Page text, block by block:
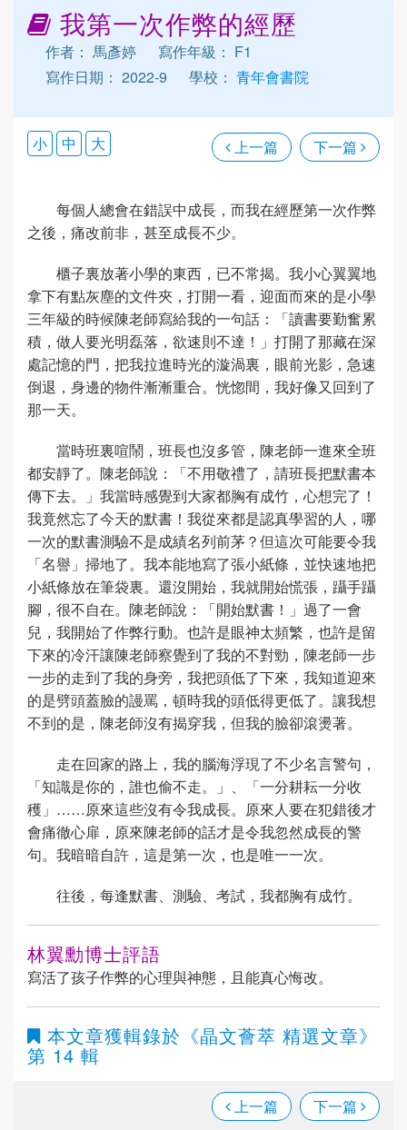
我第一次作弊的經歷
作者： 馬彥婷
寫作年級： F1
寫作日期： 2022-9
學校： 青年會書院
上一篇 下一篇
小 中 大
每個人總會在錯誤中成長，而我在經歷第一次作弊
之後，痛改前非，甚至成長不少。
櫃子裏放著小學的東西，已不常揭。我小心翼翼地
拿下有點灰塵的文件夾，打開一看，迎面而來的是小學
三年級的時候陳老師寫給我的一句話：「讀書要勤奮累
積，做人要光明磊落，欲速則不達！」打開了那藏在深
處記憶的門，把我拉進時光的漩渦裏，眼前光影，急速
倒退，身邊的物件漸漸重合。恍惚間，我好像又回到了
那一天。
當時班裏喧鬧，班長也沒多管，陳老師一進來全班
都安靜了。陳老師說：「不用敬禮了，請班長把默書本
傳下去。」我當時感覺到大家都胸有成竹，心想完了！
我竟然忘了今天的默書！我從來都是認真學習的人，哪
一次的默書測驗不是成績名列前茅？但這次可能要令我
「名譽」掃地了。我本能地寫了張小紙條，並快速地把
小紙條放在筆袋裏。還沒開始，我就開始慌張，躡手躡
腳，很不自在。陳老師說：「開始默書！」過了一會
兒，我開始了作弊行動。也許是眼神太頻繁，也許是留
下來的冷汗讓陳老師察覺到了我的不對勁，陳老師一步
一步的走到了我的身旁，我把頭低了下來，我知道迎來
的是劈頭蓋臉的謾罵，頓時我的頭低得更低了。讓我想
不到的是，陳老師沒有揭穿我，但我的臉卻滾燙著。
走在回家的路上，我的腦海浮現了不少名言警句，
「知識是你的，誰也偷不走。」、「一分耕耘一分收
穫」……原來這些沒有令我成長。原來人要在犯錯後才
會痛徹心扉，原來陳老師的話才是令我忽然成長的警
句。我暗暗自許，這是第一次，也是唯一一次。
往後，每逢默書、測驗、考試，我都胸有成竹。
林翼勳博士評語
寫活了孩子作弊的心理與神態，且能真心悔改。
本文章獲輯錄於 《晶文薈萃 精選文章》
第 14 輯
上一篇 下一篇